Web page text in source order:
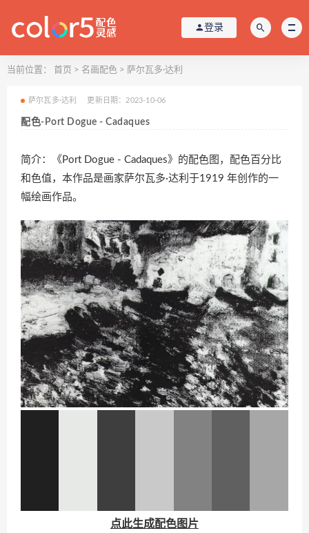
登录
当前位置： 首页 > 名画配色 > 萨尔瓦多·达利
萨尔瓦多·达利 更新日期：2023-10-06
配色-Port Dogue - Cadaques
简介：《Port Dogue - Cadaques》的配色图，配色百分比
和色值，本作品是画家萨尔瓦多·达利于1919 年创作的一
幅绘画作品。
点此生成配色图片